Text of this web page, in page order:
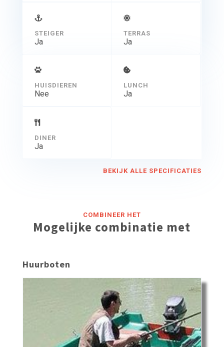
STEIGER
Ja
TERRAS
Ja
HUISDIEREN
Nee
LUNCH
Ja
DINER
Ja
BEKIJK ALLE SPECIFICATIES
COMBINEER HET
Mogelijke combinatie met
Huurboten